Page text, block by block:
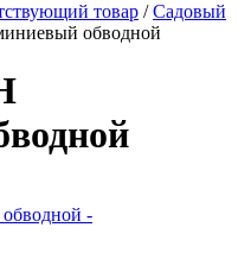
товар /Садовый
обводной